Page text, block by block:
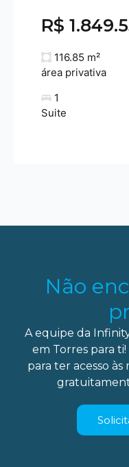
R$
116.85 m²
área privativa
1
Suite
Não
A equipe da
em Torres para
para ter acesso